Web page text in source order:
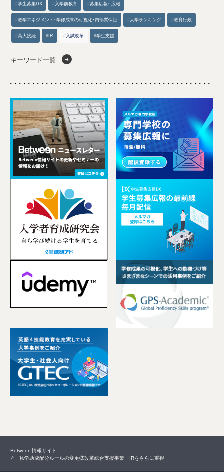
#学生募集DX #入学前教育 #募集広報・ 広報
#教学マネジメント・学修成果の可視化・内部質保証 #大学ランキング #教育行政
#高大接続 #IR #入試改革 #学生支援
キーワード一覧
Between 情報サイト
私学助成配分ルールの変更③改革総合支援事業 IRをさらに重視